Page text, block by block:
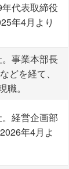
代表取締役
年4月より
事業本部長
どを経て、
。
経営企画部
年4月よ